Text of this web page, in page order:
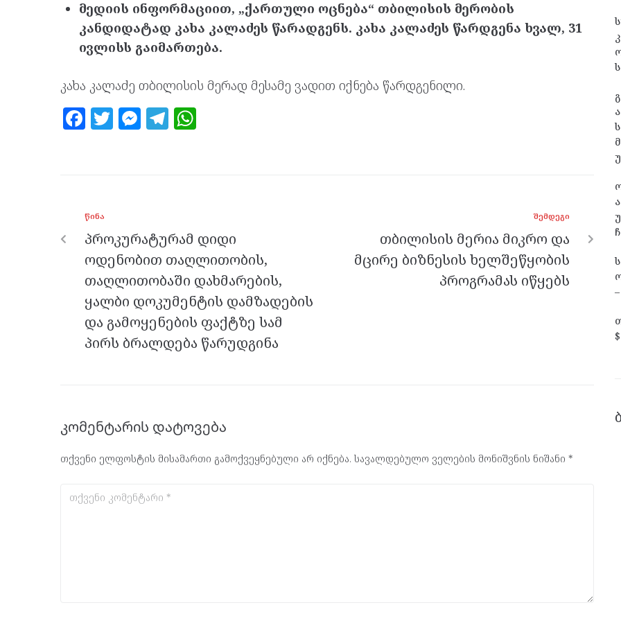
მედიის ინფორმაციით, „ქართული ოცნება“ თბილისის მერობის
კანდიდატად კახა კალაძეს წარადგენს. კახა კალაძეს წარდგენა ხვალ, 31
ივლისს გაიმართება.
კახა კალაძე თბილისის მერად მესამე ვადით იქნება წარდგენილი.
F
o
o
k
T M
er
T
m p
p
ᲬᲘᲜᲐ
პროკურატურამ დიდი
ოდენობით თაღლითობის,
თაღლითობაში დახმარების,
ყალბი დოკუმენტის დამზადების
და გამოყენების ფაქტზე სამ
პირს ბრალდება წარუდგინა
ᲨᲔᲛᲓᲔᲒᲘ
თბილისის მერია მიკრო და
მცირე ბიზნესის ხელშეწყობის
პროგრამას იწყებს
კომენტარის დატოვება
თქვენი ელფოსტის მისამართი გამოქვეყნებული არ იქნება. სავალდებულო ველების მონიშვნის ნიშანი *